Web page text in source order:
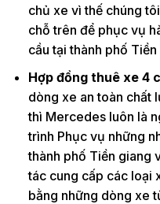
chủ xe vì thế chúng
chỗ trên để phục vụ
cầu tại thành phố Tiền
Hợp đồng thuê xe 4
dòng xe an toàn chất
thì Mercedes luôn là
trình Phục vụ những
thành phố Tiền giang
tác cung cấp các loại
bằng những dòng xe